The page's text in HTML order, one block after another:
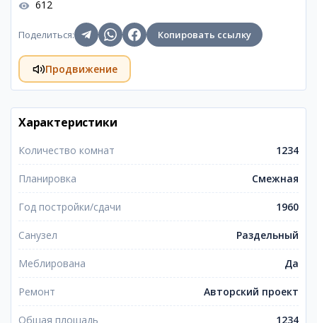
612
Поделиться: Копировать ссылку
Продвижение
Характеристики
Количество комнат 1234
Планировка Смежная
Год постройки/сдачи 1960
Санузел Раздельный
Меблирована Да
Ремонт Авторский проект
Общая площадь 1234